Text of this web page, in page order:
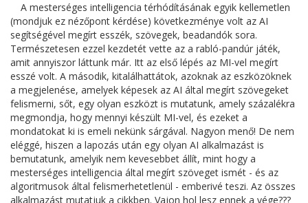
A mesterséges intelligencia térhódításának egyik kellemetlen
(mondjuk ez nézőpont kérdése) következménye volt az AI
segítségével megírt esszék, szövegek, beadandók sora.
Természetesen ezzel kezdetét vette az a rabló-pandúr játék,
amit annyiszor láttunk már. Itt az első lépés az MI-vel megírt
esszé volt. A második, kitalálhattátok, azoknak az eszközöknek
a megjelenése, amelyek képesek az AI által megírt szövegeket
felismerni, sőt, egy olyan eszközt is mutatunk, amely százalékra
megmondja, hogy mennyi készült MI-vel, és ezeket a
mondatokat ki is emeli nekünk sárgával. Nagyon menő! De nem
eléggé, hiszen a lapozás után egy olyan AI alkalmazást is
bemutatunk, amelyik nem kevesebbet állít, mint hogy a
mesterséges intelligencia által megírt szöveget ismét - és az
algoritmusok által felismerhetetlenül - emberivé teszi. Az összes
alkalmazást mutatjuk a cikkben. Vajon hol lesz ennek a vége???